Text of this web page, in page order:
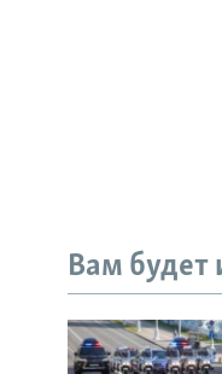
Вам будет